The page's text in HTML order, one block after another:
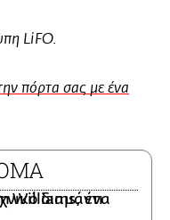
LiFO.
πόρτα σας με ένα